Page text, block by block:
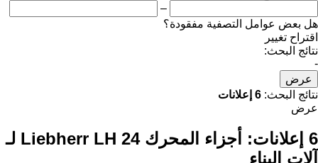
–
هل بعض عوامل التصفية مفقودة؟
اقتراح تغيير
نتائج البحث:
-
عرض
نتائج البحث: 6 إعلانات
عرض
6 إعلانات:
أجزاء المحرك Liebherr LH 24 لـ
آلات البناء